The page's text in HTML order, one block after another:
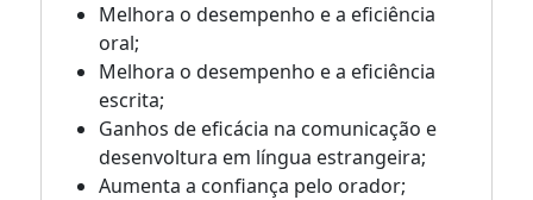
Melhora o desempenho e a eficiência
oral;
Melhora o desempenho e a eficiência
escrita;
Ganhos de eficácia na comunicação e
desenvoltura em língua estrangeira;
Aumenta a confiança pelo orador;